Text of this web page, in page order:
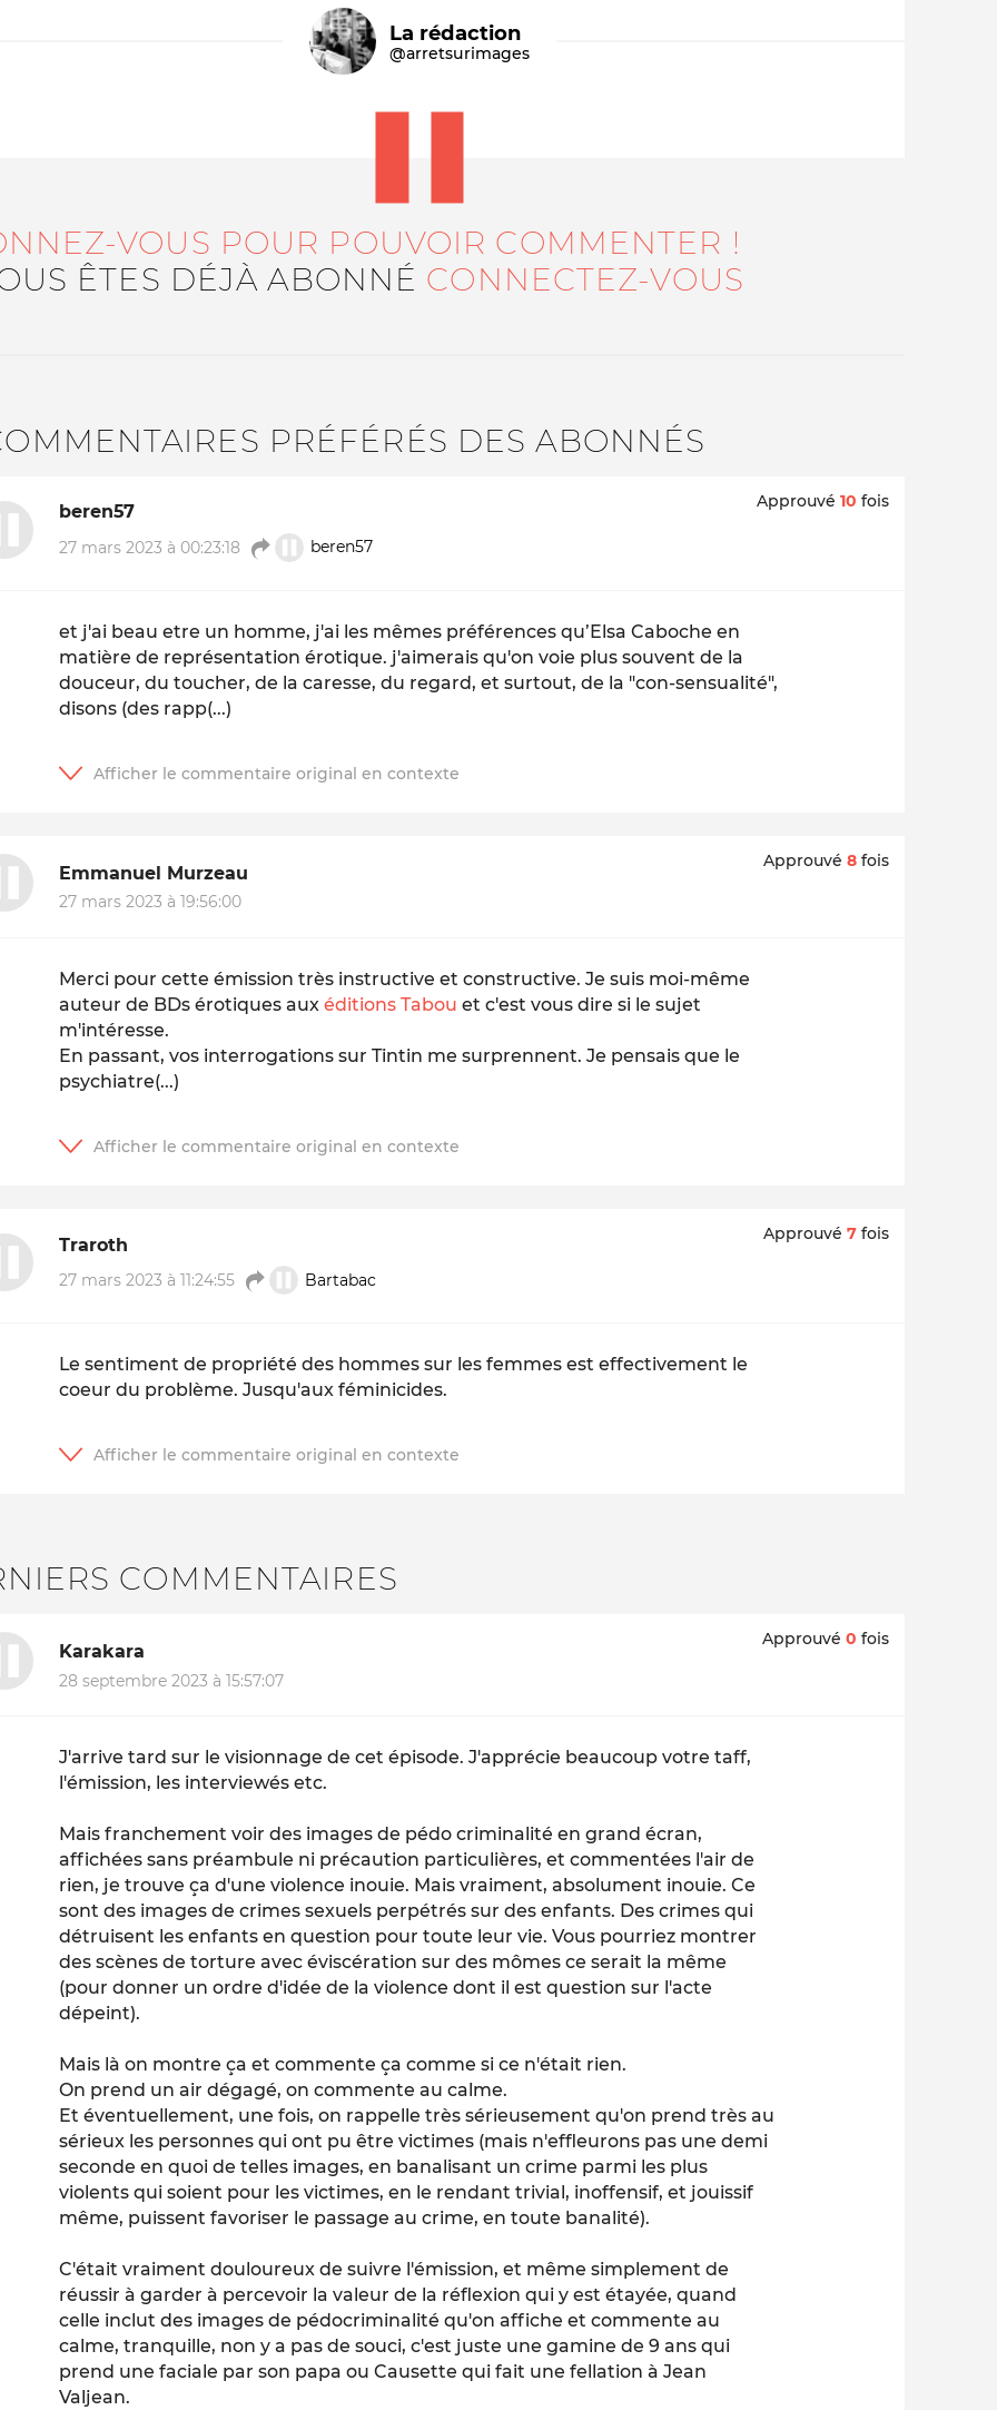
Le médiateur L'équipe Qui sommes-nous ?
La rédaction
@arretsurimages
VOUS POUR POUVOIR COMMENTER !
ÊTES DÉJÀ ABONNÉ CONNECTEZ-VOUS
PRÉFÉRÉS DES ABONNÉS
beren57
27 mars 2023 à 00:23:18 beren57
Approuvé 10 fois
et j'ai beau etre un homme, j'ai les mêmes préférences qu’Elsa Caboche en
matière de représentation érotique. j'aimerais qu'on voie plus souvent de la
douceur, du toucher, de la caresse, du regard, et surtout, de la "con-sensualité",
disons (des rapp(...)
Emmanuel Murzeau
27 mars 2023 à 19:56:00
Approuvé 8 fois
Merci pour cette émission très instructive et constructive. Je suis moi-même
auteur de BDs érotiques auxéditions Tabou et c'est vous dire si le sujet
m'intéresse.
En passant, vos interrogations sur Tintin me surprennent. Je pensais que le
psychiatre(...)
Traroth
27 mars 2023 à 11:24:55 Bartabac
Approuvé 7 fois
Le sentiment de propriété des hommes sur les femmes est effectivement le
coeur du problème. Jusqu'aux féminicides.
COMMENTAIRES
Karakara
28 septembre 2023 à 15:57:07
Approuvé 0 fois
J'arrive tard sur le visionnage de cet épisode. J'apprécie beaucoup votre taff,
l'émission, les interviewés etc.
Mais franchement voir des images de pédo criminalité en grand écran,
affichées sans préambule ni précaution particulières, et commentées l'air de
rien, je trouve ça d'une violence inouie. Mais vraiment, absolument inouie. Ce
sont des images de crimes sexuels perpétrés sur des enfants. Des crimes qui
détruisent les enfants en question pour toute leur vie. Vous pourriez montrer
des scènes de torture avec éviscération sur des mômes ce serait la même
(pour donner un ordre d'idée de la violence dont il est question sur l'acte
dépeint).
Mais là on montre ça et commente ça comme si ce n'était rien.
On prend un air dégagé, on commente au calme.
Et éventuellement, une fois, on rappelle très sérieusement qu'on prend très au
sérieux les personnes qui ont pu être victimes (mais n'effleurons pas une demi
seconde en quoi de telles images, en banalisant un crime parmi les plus
violents qui soient pour les victimes, en le rendant trivial, inoffensif, et jouissif
même, puissent favoriser le passage au crime, en toute banalité).
C'était vraiment douloureux de suivre l'émission, et même simplement de
réussir à garder à percevoir la valeur de la réflexion qui y est étayée, quand
celle inclut des images de pédocriminalité qu'on affiche et commente au
calme, tranquille, non y a pas de souci, c'est juste une gamine de 9 ans qui
prend une faciale par son papa ou Causette qui fait une fellation à Jean
Valjean.